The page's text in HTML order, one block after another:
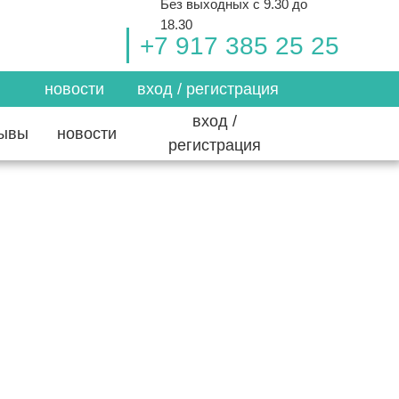
Без выходных с 9.30 до
18.30
+7 917 385 25 25
новости вход / регистрация
новости
вход /
регистрация